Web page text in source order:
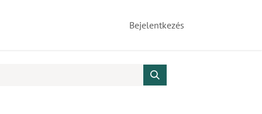
Bejelentkezés